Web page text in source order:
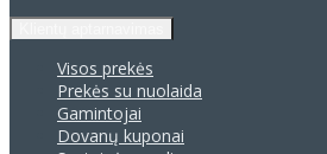
Visos prekės
Prekės su nuolaida
Gamintojai
Dovanų kuponai